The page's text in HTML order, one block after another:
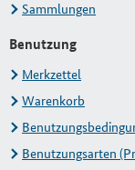
Sammlungen
Benutzung
Merkzettel
Warenkorb
Benutzungsarten